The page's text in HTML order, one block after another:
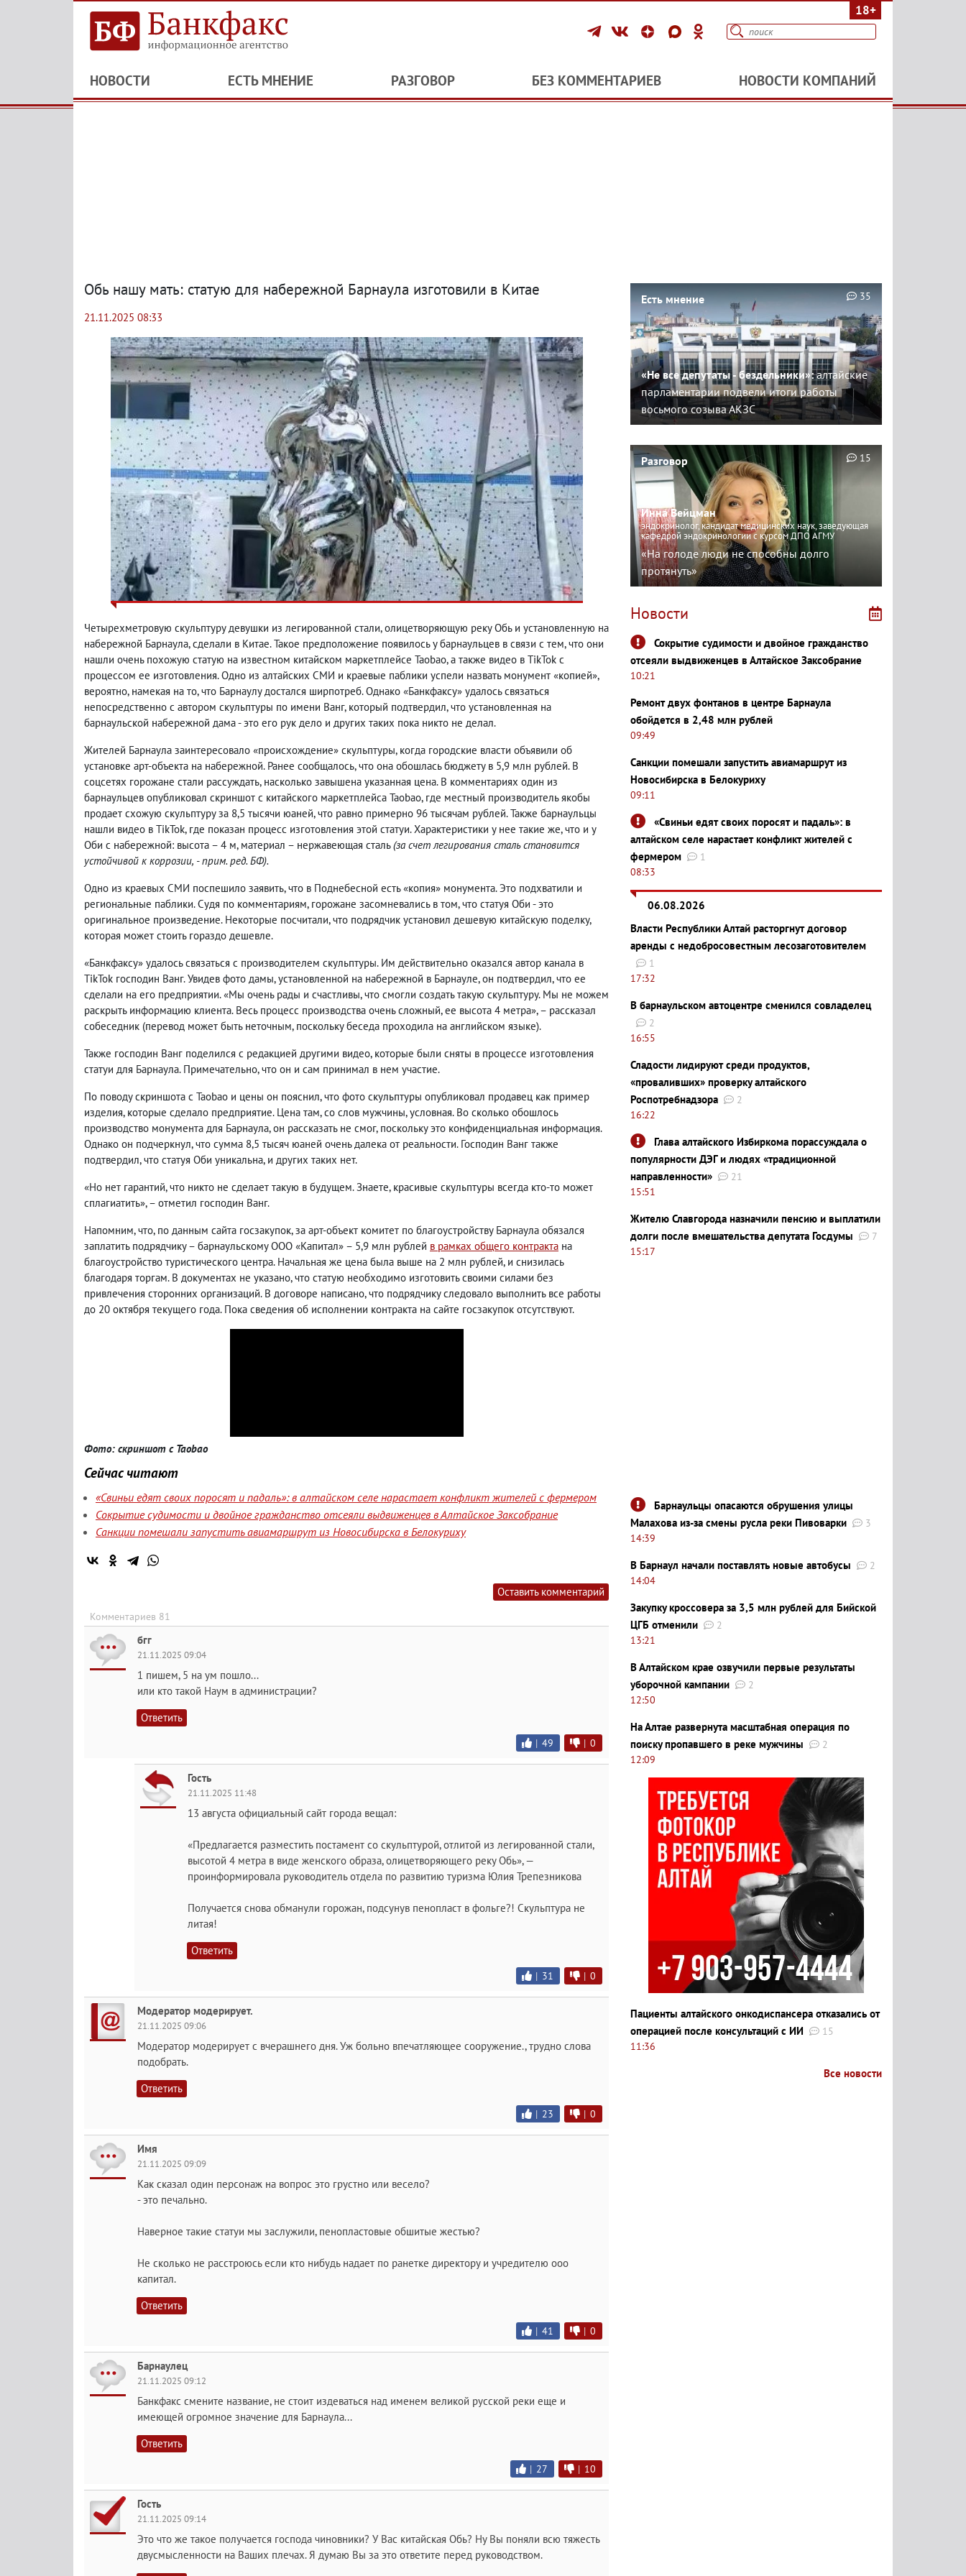
18+
НОВОСТИ ЕСТЬ МНЕНИЕ РАЗГОВОР БЕЗ КОММЕНТАРИЕВ НОВОСТИ КОМПАНИЙ
Обь нашу мать: статую для набережной Барнаула изготовили в Китае
21.11.2025 08:33
Четырехметровую скульптуру девушки из легированной стали, олицетворяющую реку Обь и установленную на
набережной Барнаула, сделали в Китае. Такое предположение появилось у барнаульцев в связи с тем, что они
нашли очень похожую статую на известном китайском маркетплейсе Taobao, а также видео в TikTok с
процессом ее изготовления. Одно из алтайских СМИ и краевые паблики успели назвать монумент «копией»,
вероятно, намекая на то, что Барнаулу достался ширпотреб. Однако «Банкфаксу» удалось связаться
непосредственно с автором скульптуры по имени Ванг, который подтвердил, что установленная на
барнаульской набережной дама - это его рук дело и других таких пока никто не делал.
Жителей Барнаула заинтересовало «происхождение» скульптуры, когда городские власти объявили об
установке арт-объекта на набережной. Ранее сообщалось, что она обошлась бюджету в 5,9 млн рублей. В
соцсетях горожане стали рассуждать, насколько завышена указанная цена. В комментариях один из
барнаульцев опубликовал скриншот с китайского маркетплейса Taobao, где местный производитель якобы
продает схожую скульптуру за 8,5 тысячи юаней, что равно примерно 96 тысячам рублей. Также барнаульцы
нашли видео в TikTok, где показан процесс изготовления этой статуи. Характеристики у нее такие же, что и у
Оби с набережной: высота – 4 м, материал – нержавеющая сталь(за счет легирования сталь становится
устойчивой к коррозии, - прим. ред. БФ).
Одно из краевых СМИ поспешило заявить, что в Поднебесной есть «копия» монумента. Это подхватили и
региональные паблики. Судя по комментариям, горожане засомневались в том, что статуя Оби - это
оригинальное произведение. Некоторые посчитали, что подрядчик установил дешевую китайскую поделку,
которая может стоить гораздо дешевле.
«Банкфаксу» удалось связаться с производителем скульптуры. Им действительно оказался автор канала в
TikTok господин Ванг. Увидев фото дамы, установленной на набережной в Барнауле, он подтвердил, что ее
сделали на его предприятии. «Мы очень рады и счастливы, что смогли создать такую ​​скульптуру. Мы не можем
раскрыть информацию клиента. Весь процесс производства очень сложный, ее высота 4 метра», – рассказал
собеседник (перевод может быть неточным, поскольку беседа проходила на английском языке).
Также господин Ванг поделился с редакцией другими видео, которые были сняты в процессе изготовления
статуи для Барнаула. Примечательно, что он и сам принимал в нем участие.
По поводу скриншота с Taobao и цены он пояснил, что фото скульптуры опубликовал продавец как пример
изделия, которые сделало предприятие. Цена там, со слов мужчины, условная. Во сколько обошлось
производство монумента для Барнаула, он рассказать не смог, поскольку это конфиденциальная информация.
Однако он подчеркнул, что сумма 8,5 тысяч юаней очень далека от реальности. Господин Ванг также
подтвердил, что статуя Оби уникальна, и других таких нет.
«Но нет гарантий, что никто не сделает такую в будущем. Знаете, красивые скульптуры всегда кто-то может
сплагиатить», – отметил господин Ванг.
Напомним, что, по данным сайта госзакупок, за арт-объект комитет по благоустройству Барнаула обязался
заплатить подрядчику – барнаульскому ООО «Капитал» – 5,9 млн рублей в рамках общего контракта на
благоустройство туристического центра. Начальная же цена была выше на 2 млн рублей, и снизилась
благодаря торгам. В документах не указано, что статую необходимо изготовить своими силами без
привлечения сторонних организаций. В договоре написано, что подрядчику следовало выполнить все работы
до 20 октября текущего года. Пока сведения об исполнении контракта на сайте госзакупок отсутствуют.
Фото: скриншот с Taobao
Сейчас читают
«Свиньи едят своих поросят и падаль»: в алтайском селе нарастает конфликт жителей с фермером
Сокрытие судимости и двойное гражданство отсеяли выдвиженцев в Алтайское Заксобрание
Санкции помешали запустить авиамаршрут из Новосибирска в Белокуриху
Оставить комментарий
Комментариев 81
бгг
21.11.2025 09:04
1 пишем, 5 на ум пошло...
или кто такой Наум в администрации?
Ответить
| 49 | 0
Гость
21.11.2025 11:48
13 августа официальный сайт города вещал:
«Предлагается разместить постамент со скульптурой, отлитой из легированной стали,
высотой 4 метра в виде женского образа, олицетворяющего реку Обь», —
проинформировала руководитель отдела по развитию туризма Юлия Трепезникова
Получается снова обманули горожан, подсунув пенопласт в фольге?! Скульптура не
литая!
Ответить
| 31 | 0
Модератор модерирует.
21.11.2025 09:06
Модератор модерирует с вчерашнего дня. Уж больно впечатляющее сооружение., трудно слова
подобрать.
Ответить
| 23 | 0
Имя
21.11.2025 09:09
Как сказал один персонаж на вопрос это грустно или весело?
- это печально.
Наверное такие статуи мы заслужили, пенопластовые обшитые жестью?
Не сколько не расстроюсь если кто нибудь надает по ранетке директору и учредителю ооо
капитал.
Ответить
| 41 | 0
Барнаулец
21.11.2025 09:12
Банкфакс смените название, не стоит издеваться над именем великой русской реки еще и
имеющей огромное значение для Барнаула...
Ответить
| 27 | 10
Гость
21.11.2025 09:14
Это что же такое получается господа чиновники? У Вас китайская Обь? Ну Вы поняли всю тяжесть
двусмысленности на Ваших плечах. Я думаю Вы за это ответите перед руководством.
Есть мнение
«Не все депутаты - бездельники»:алтайские
парламентарии подвели итоги работы
восьмого созыва АКЗС
35
Разговор
Инна Вейцман
эндокринолог, кандидат медицинских наук, заведующая
кафедрой эндокринологии с курсом ДПО АГМУ
«На голоде люди не способны долго
протянуть»
15
Новости
Сокрытие судимости и двойное гражданство
отсеяли выдвиженцев в Алтайское Заксобрание
10:21
Ремонт двух фонтанов в центре Барнаула
обойдется в 2,48 млн рублей
09:49
Санкции помешали запустить авиамаршрут из
Новосибирска в Белокуриху
09:11
«Свиньи едят своих поросят и падаль»: в
алтайском селе нарастает конфликт жителей с
фермером
1
08:33
06.08.2026
Власти Республики Алтай расторгнут договор
аренды с недобросовестным лесозаготовителем
1
17:32
В барнаульском автоцентре сменился совладелец
2
16:55
Сладости лидируют среди продуктов,
«проваливших» проверку алтайского
Роспотребнадзора
2
16:22
Глава алтайского Избиркома порассуждала о
популярности ДЭГ и людях «традиционной
направленности»
21
15:51
Жителю Славгорода назначили пенсию и выплатили
долги после вмешательства депутата Госдумы
7
15:17
Барнаульцы опасаются обрушения улицы
Малахова из-за смены русла реки Пивоварки
3
14:39
В Барнаул начали поставлять новые автобусы
2
14:04
Закупку кроссовера за 3,5 млн рублей для Бийской
ЦГБ отменили
2
13:21
В Алтайском крае озвучили первые результаты
уборочной кампании
2
12:50
На Алтае развернута масштабная операция по
поиску пропавшего в реке мужчины
2
12:09
Пациенты алтайского онкодиспансера отказались от
операцией после консультаций с ИИ
15
11:36
Все новости